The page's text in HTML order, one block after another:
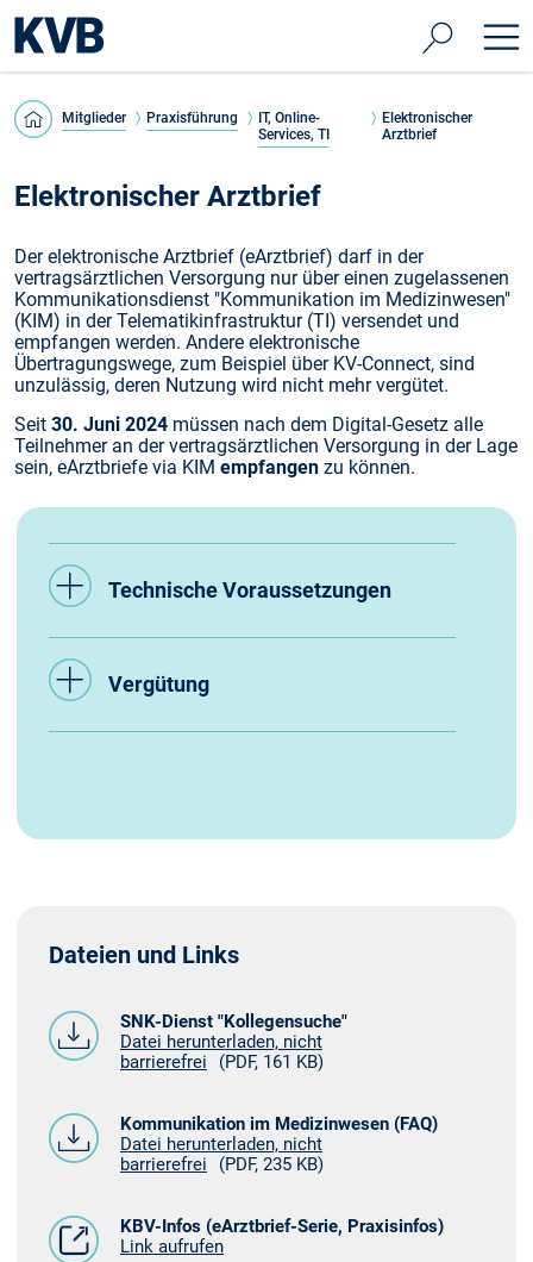
Mitglieder Praxisführung
IT, Online-
Services, TI
Elektronischer
Arztbrief
Elektronischer Arztbrief
Der elektronische Arztbrief (eArztbrief) darf in der
vertragsärztlichen Versorgung nur über einen zugelassenen
Kommunikationsdienst "Kommunikation im Medizinwesen"
(KIM) in der Telematikinfrastruktur (TI) versendet und
empfangen werden. Andere elektronische
Übertragungswege, zum Beispiel über KV-Connect, sind
unzulässig, deren Nutzung wird nicht mehr vergütet.
Seit 30. Juni 2024 müssen nach dem Digital-Gesetz alle
Teilnehmer an der vertragsärztlichen Versorgung in der Lage
sein, eArztbriefe via KIM empfangen zu können.
Technische Voraussetzungen
Vergütung
Dateien und Links
SNK-Dienst "Kollegensuche"
Datei herunterladen, nicht
barrierefrei
(PDF, 161 KB)
Kommunikation im Medizinwesen (FAQ)
Datei herunterladen, nicht
barrierefrei
(PDF, 235 KB)
KBV-Infos (eArztbrief-Serie, Praxisinfos)
Link aufrufen